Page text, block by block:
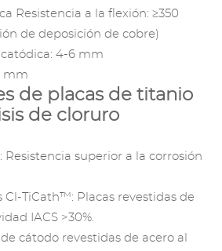
Resistencia a la flexión: ≥350
de deposición de cobre)
catódica: 4-6 mm
mm
de placas de titanio
de cloruro
Resistencia superior a la corrosión
Cl-TiCath™: Placas revestidas de
IACS >30%.
cátodo revestidas de acero al